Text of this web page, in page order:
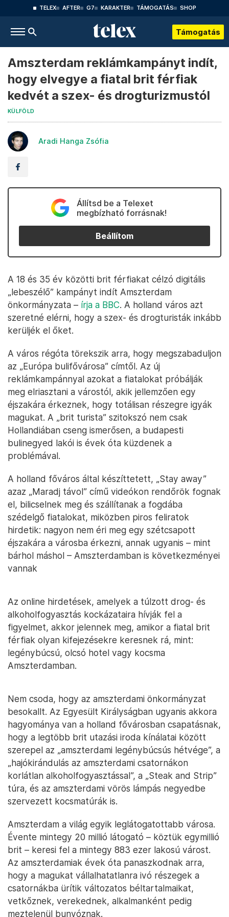
TELEX AFTER G7 KARAKTER TÁMOGATÁS SHOP
Támogatás
Amszterdam reklámkampányt indít,
hogy elvegye a fiatal brit férfiak
kedvét a szex- és drogturizmustól
KÜLFÖLD
Aradi Hanga Zsófia
Állítsd be a Telexet
megbízható forrásnak!
Beállítom
A 18 és 35 év közötti brit férfiakat célzó digitális
„lebeszélő” kampányt indít Amszterdam
önkormányzata – írja a BBC. A holland város azt
szeretné elérni, hogy a szex- és drogturisták inkább
kerüljék el őket.
A város régóta törekszik arra, hogy megszabaduljon
az „Európa bulifővárosa” címtől. Az új
reklámkampánnyal azokat a fiatalokat próbálják
meg elriasztani a várostól, akik jellemzően egy
éjszakára érkeznek, hogy totálisan részegre igyák
magukat. A „brit turista” szitokszó nem csak
Hollandiában cseng ismerősen, a budapesti
bulinegyed lakói is évek óta küzdenek a
problémával.
A holland főváros által készíttetett, „Stay away”
azaz „Maradj távol” című videókon rendőrök fognak
el, bilicselnek meg és szállítanak a fogdába
szédelgő fiatalokat, miközben piros feliratok
hirdetik: nagyon nem éri meg egy szétcsapott
éjszakára a városba érkezni, annak ugyanis – mint
bárhol máshol – Amszterdamban is következményei
vannak
Az online hirdetések, amelyek a túlzott drog- és
alkoholfogyasztás kockázataira hívják fel a
figyelmet, akkor jelennek meg, amikor a fiatal brit
férfiak olyan kifejezésekre keresnek rá, mint:
legénybúcsú, olcsó hotel vagy kocsma
Amszterdamban.
Nem csoda, hogy az amszterdami önkormányzat
besokallt. Az Egyesült Királyságban ugyanis akkora
hagyománya van a holland fővárosban csapatásnak,
hogy a legtöbb brit utazási iroda kínálatai között
szerepel az „amszterdami legénybúcsús hétvége”, a
„hajókirándulás az amszterdami csatornákon
korlátlan alkoholfogyasztással”, a „Steak and Strip”
túra, és az amszterdami vörös lámpás negyedbe
szervezett kocsmatúrák is.
Amszterdam a világ egyik leglátogatottabb városa.
Évente mintegy 20 millió látogató – köztük egymillió
brit – keresi fel a mintegy 883 ezer lakosú várost.
Az amszterdamiak évek óta panaszkodnak arra,
hogy a magukat vállalhatatlanra ivó részegek a
csatornákba ürítik változatos béltartalmaikat,
vetkőznek, verekednek, alkalmanként pedig
meztelenül bunyóznak.